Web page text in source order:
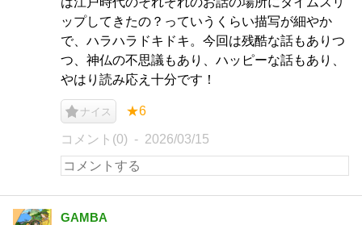
ップしてきたの？っていうくらい描写が細やか
で、ハラハラドキドキ。今回は残酷な話もありつ
つ、神仏の不思議もあり、ハッピーな話もあり、
やはり読み応え十分です！
ナイス ★6
コメント(0) 2026/03/15
GAMBA